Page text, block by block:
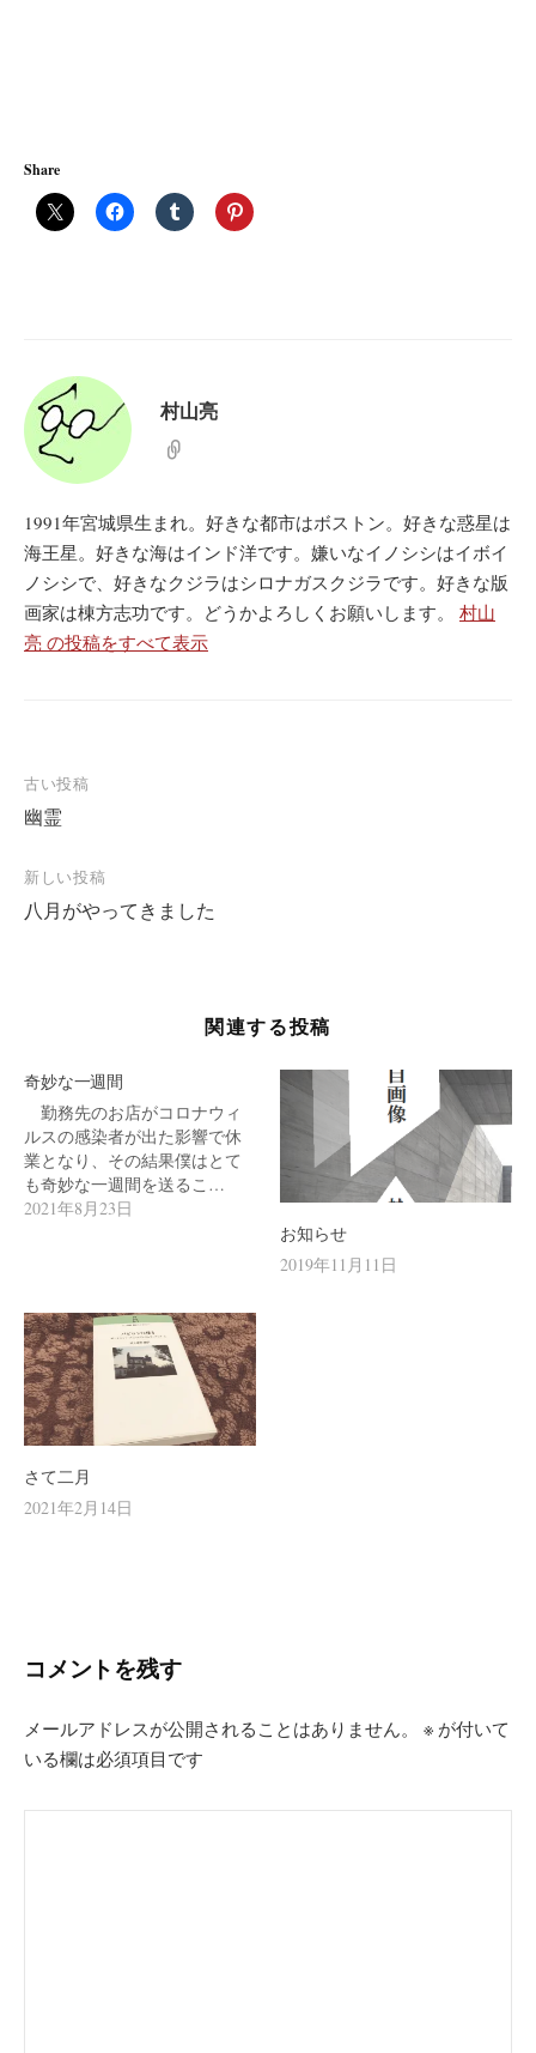
Share
村山亮
1991年宮城県生まれ。好きな都市はボストン。好きな惑星は
海王星。好きな海はインド洋です。嫌いなイノシシはイボイ
ノシシで、好きなクジラはシロナガスクジラです。好きな版
画家は棟方志功です。どうかよろしくお願いします。 村山
亮 の投稿をすべて表示
投
稿
ナ
ビ
ン
古い投稿
幽霊
新しい投稿
八月がやってきました
関連する投稿
奇妙な一週間
勤務先のお店がコロナウィ
ルスの感染者が出た影響で休
業となり、その結果僕はとて
も奇妙な一週間を送るこ…
2021年8月23日
お知らせ
2019年11月11日
さて二月
2021年2月14日
コメントを残す
メールアドレスが公開されることはありません。 ※ が付いて
いる欄は必須項目です